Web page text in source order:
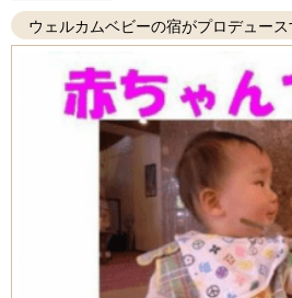
ウェルカムベビーの宿がプロデュー